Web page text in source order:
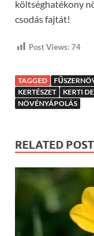
költséghatékony
csodás fajtát!
Post Views:74
TAGGED
KERTÉSZET
KERTI
NÖVÉNYÁPOLÁS
RELATED